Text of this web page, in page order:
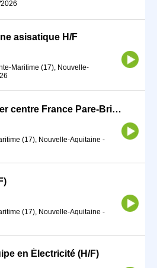
asisatique H/F
Maritime (17), Nouvelle-
Chef / Cheffe d'atelier centre France Pare-Brise (H/F)
(17), Nouvelle-Aquitaine -
(17), Nouvelle-Aquitaine -
en Électricité (H/F)